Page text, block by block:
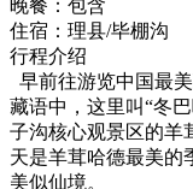
晚餐： 包含
住宿： 理县/毕棚沟
行程介绍
早前往游览中国最
藏语中，这里叫“冬
子沟核心观景区的羊
天是羊茸哈德最美的
美似仙境。